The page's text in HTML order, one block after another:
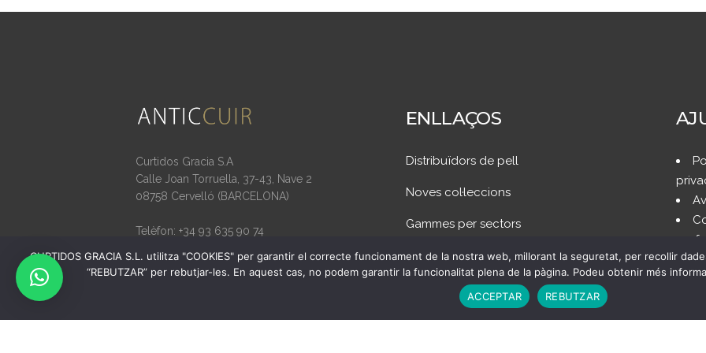
Curtidos Gracia S.A
Calle Joan Torruella, 37-43, Nave 2
08758 Cervelló (BARCELONA)
Telèfon: +34 93 635 90 74
info@curtidosgracia.com
ENLLAÇOS
Distribuïdors de pell
Noves col·leccions
Gammes per sectors
CURTIDOS GRACIA S.L. utilitza "COOKIES" per garantir el correcte funcionament de la nostra web, millorant la seguretat, per recollir
“REBUTZAR” per rebutjar-les. En aquest cas, no podem garantir la funcionalitat plena de la pàgina. Podeu obtenir més
ACCEPTAR
REBUTZAR